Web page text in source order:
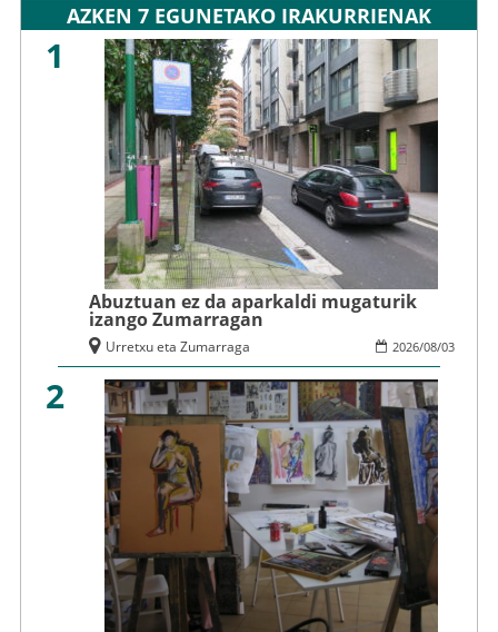
AZKEN 7 EGUNETAKO IRAKURRIENAK
1
Abuztuan ez da aparkaldi mugaturik
izango Zumarragan
2026/08/03
Urretxu eta Zumarraga
2